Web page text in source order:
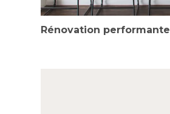
Rénovation performante